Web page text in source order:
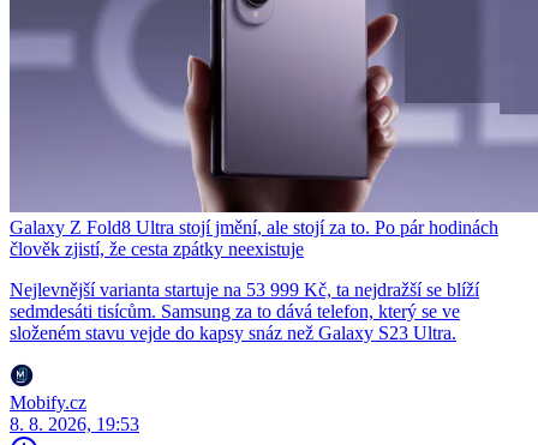
Galaxy Z Fold8 Ultra stojí jmění, ale stojí za to. Po pár hodinách
člověk zjistí, že cesta zpátky neexistuje
Nejlevnější varianta startuje na 53 999 Kč, ta nejdražší se blíží
sedmdesáti tisícům. Samsung za to dává telefon, který se ve
složeném stavu vejde do kapsy snáz než Galaxy S23 Ultra.
Mobify.cz
8. 8. 2026, 19:53